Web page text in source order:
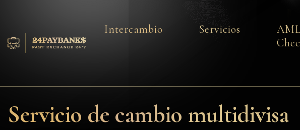
Reservas
Para los socios
Intercambio Servicios
Servicio de cambio multidivisa